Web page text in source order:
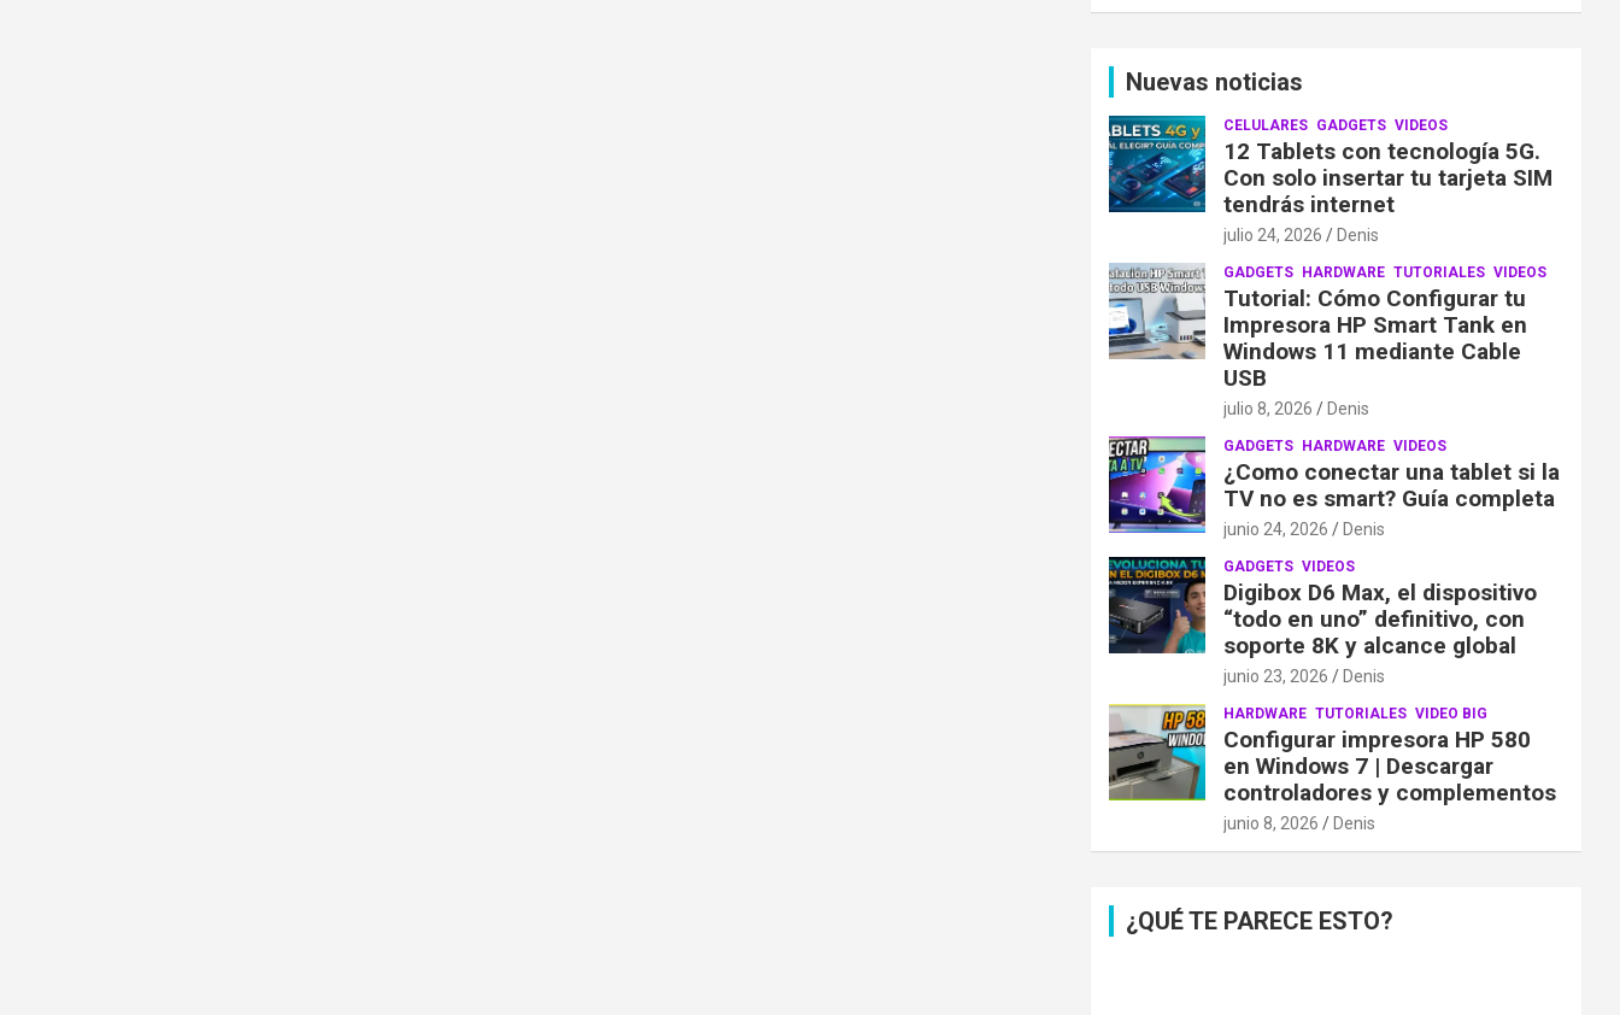
Nuevas noticias
CELULARES GADGETS VIDEOS
12 Tablets con tecnología 5G.
Con solo insertar tu tarjeta SIM
tendrás internet
julio 24, 2026 Denis
GADGETS HARDWARE TUTORIALES VIDEOS
Tutorial: Cómo Configurar tu
Impresora HP Smart Tank en
Windows 11 mediante Cable
USB
julio 8, 2026 Denis
GADGETS HARDWARE VIDEOS
¿Como conectar una tablet si la
TV no es smart? Guía completa
junio 24, 2026 Denis
GADGETS VIDEOS
Digibox D6 Max, el dispositivo
“todo en uno” definitivo, con
soporte 8K y alcance global
junio 23, 2026 Denis
HARDWARE TUTORIALES VIDEO BIG
Configurar impresora HP 580
en Windows 7 | Descargar
controladores y complementos
junio 8, 2026 Denis
¿QUÉ TE PARECE ESTO?